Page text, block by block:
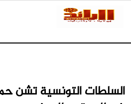
السلطات التونسية تشن